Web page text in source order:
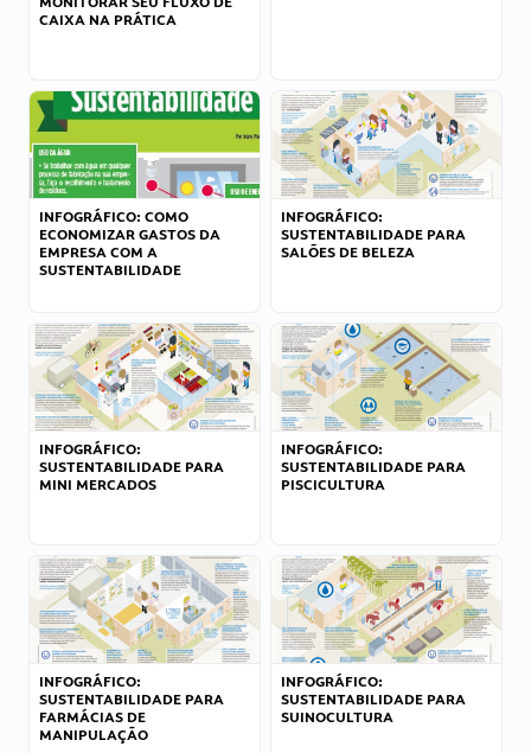
CAIXA NA PRÁTICA
INFOGRÁFICO: COMO
ECONOMIZAR GASTOS DA
EMPRESA COM A
SUSTENTABILIDADE
INFOGRÁFICO:
SUSTENTABILIDADE PARA
SALÕES DE BELEZA
INFOGRÁFICO:
SUSTENTABILIDADE PARA
MINI MERCADOS
INFOGRÁFICO:
SUSTENTABILIDADE PARA
PISCICULTURA
INFOGRÁFICO:
SUSTENTABILIDADE PARA
FARMÁCIAS DE
MANIPULAÇÃO
INFOGRÁFICO:
SUSTENTABILIDADE PARA
SUINOCULTURA